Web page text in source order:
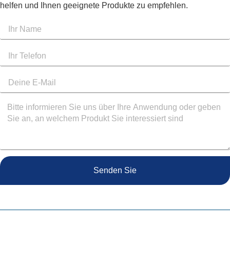
helfen und Ihnen geeignete Produkte zu empfehlen.
Senden Sie